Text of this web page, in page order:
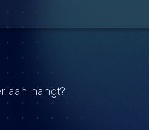
aan hangt?